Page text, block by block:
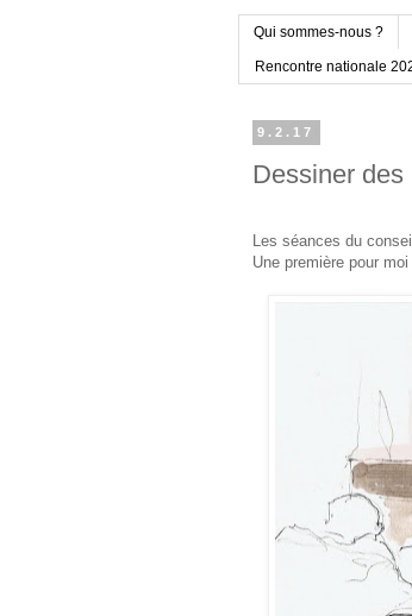
Qui sommes-nous ?
Rencontre nationale
9.2.17
Dessiner
Les séances du
Une première pour